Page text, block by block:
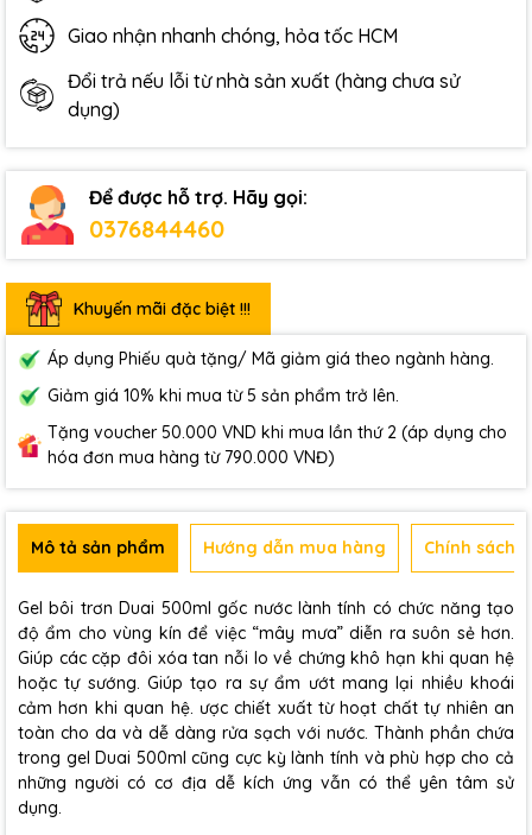
Giao nhận nhanh chóng, hỏa tốc HCM
Đổi trả nếu lỗi từ nhà sản xuất (hàng chưa sử
dụng)
Để được hỗ trợ. Hãy gọi:
0376844460
Khuyến mãi đặc biệt !!!
Áp dụng Phiếu quà tặng/ Mã giảm giá theo ngành hàng.
Giảm giá 10% khi mua từ 5 sản phẩm trở lên.
Tặng voucher 50.000 VND khi mua lần thứ 2 (áp dụng cho
hóa đơn mua hàng từ 790.000 VNĐ)
Mô tả sản phẩm Hướng dẫn mua hàng Chính sách
Gel bôi trơn Duai 500ml gốc nước lành tính có chức năng tạo
độ ẩm cho vùng kín để việc “mây mưa” diễn ra suôn sẻ hơn.
Giúp các cặp đôi xóa tan nỗi lo về chứng khô hạn khi quan hệ
hoặc tự sướng. Giúp tạo ra sự ẩm ướt mang lại nhiều khoái
cảm hơn khi quan hệ. ược chiết xuất từ hoạt chất tự nhiên an
toàn cho da và dễ dàng rửa sạch với nước. Thành phần chứa
trong gel Duai 500ml cũng cực kỳ lành tính và phù hợp cho cả
những người có cơ địa dễ kích ứng vẫn có thể yên tâm sử
dụng.